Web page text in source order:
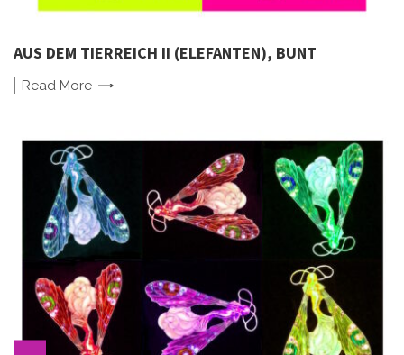
AUS DEM TIERREICH II (ELEFANTEN), BUNT
Read More